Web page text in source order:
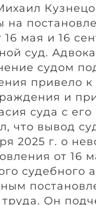
на
16 мая и 16
суд.
судом
привело
и
суда с
что вывод
2025 г. о
от 16
судебного
труда. Он